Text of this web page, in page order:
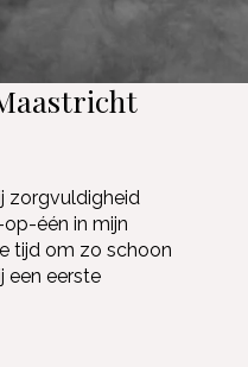
zorgvuldigheid
één in mijn
tijd om zo schoon
een eerste